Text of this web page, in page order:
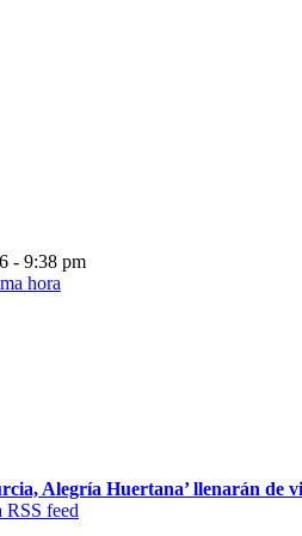
- 9:38 pm
Alegría Huertana’ llenarán de